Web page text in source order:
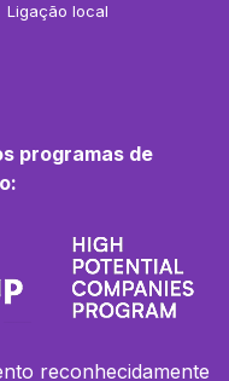
Ligação local
programas de
reconhecidamente